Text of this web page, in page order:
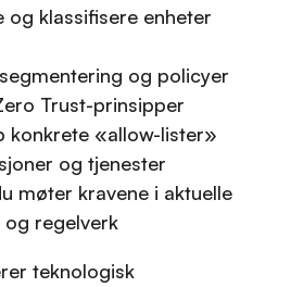
og klassifisere enheter
og policyer
Trust-prinsipper
konkrete «allow-lister»
og tjenester
møter kravene i aktuelle
regelverk
teknologisk